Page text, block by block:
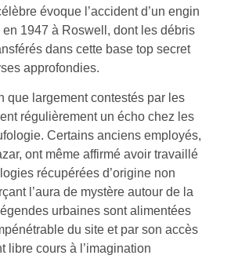
évoque l’accident d’un engin
en 1947 à Roswell, dont les débris
dans cette base top secret
approfondies.
que largement contestés par les
régulièrement un écho chez les
Certains anciens employés,
ont même affirmé avoir travaillé
récupérées d’origine non
l’aura de mystère autour de la
urbaines sont alimentées
du site et par son accès
libre cours à l’imagination